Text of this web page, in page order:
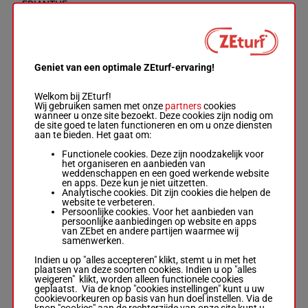
ERIANTHE
58 kg
1p 7p 7p (24)
7p 4p 7p
7p 4p 7p
POPPY
Julio Damian
Fernando
M/5 -
5p 3p 1p 7p
(24) 3p 3p 3p
1p 2p 5p
M/558 kg
5p 3p 1p
7p (24) 3p
3p 3p 1p
2p 5p
7
QUEEN
Luciana
Valeria Fraser
Carlos Daniel
Fajardo
M/655 kg
(24) 7p 1p
1p 9p 6p
9p 9p 8p
8
Geniet van een optimale ZEturf-ervaring!
Welkom bij ZEturf!
Wij gebruiken samen met onze partnerscookies
wanneer u onze site bezoekt. Deze cookies zijn nodig om
de site goed te laten functioneren en om u onze diensten
aan te bieden. Het gaat om:
Functionele cookies. Deze zijn noodzakelijk voor
het organiseren en aanbieden van
weddenschappen en een goed werkende website
en apps. Deze kun je niet uitzetten.
Analytische cookies. Dit zijn cookies die helpen de
website te verbeteren.
Persoonlijke cookies. Voor het aanbieden van
persoonlijke aanbiedingen op website en apps
van ZEbet en andere partijen waarmee wij
samenwerken.
Indien u op "alles accepteren" klikt, stemt u in met het
plaatsen van deze soorten cookies. Indien u op "alles
weigeren" klikt, worden alleen functionele cookies
geplaatst. Via de knop "cookies instellingen" kunt u uw
cookievoorkeuren op basis van hun doel instellen. Via de